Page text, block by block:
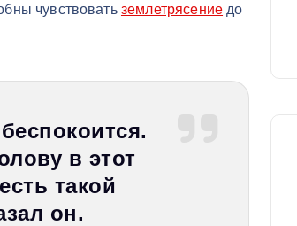
чувствовать землетрясение до
в этот
такой
он.